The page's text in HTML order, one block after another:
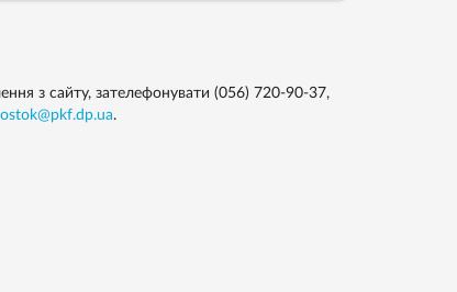
з сайту, зателефонувати (056) 720-90-37,
.